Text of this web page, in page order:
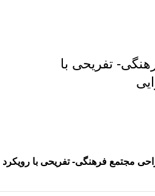
تفریحی با
مجتمع فرهنگی- تفریحی با